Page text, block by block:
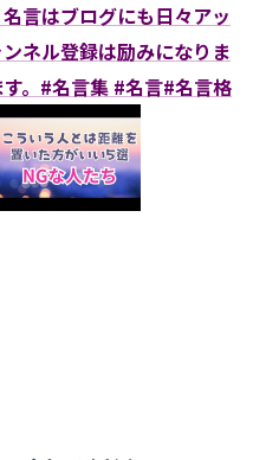
言はブログにも日々アッ
ネル登録は励みになりま
。#名言集 #名言#名言格